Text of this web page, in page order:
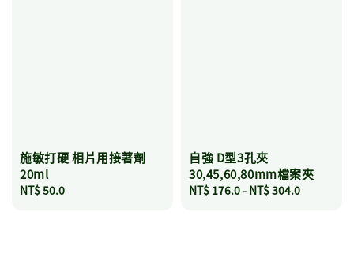
施敏打硬 相片用接著劑
20ml
Regular
NT$ 50.0
自強 D型3孔夾
30,45,60,80mm檔案夾
Regular
NT$ 176.0- NT$ 304.0